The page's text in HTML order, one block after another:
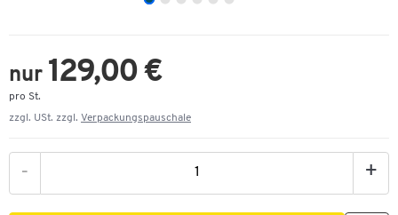
nur 129,00 €
pro St.
zzgl. USt. zzgl. Verpackungspauschale
- +